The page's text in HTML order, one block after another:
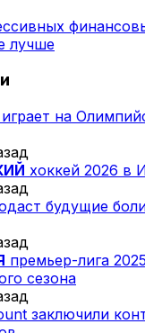
лучше
играет на
хоккей 2026 в
будущие
премьер-лига
сезона
заключили